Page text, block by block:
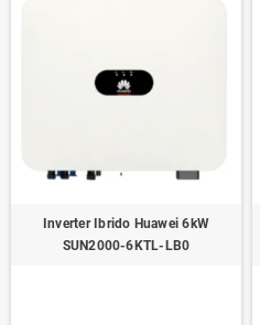
Inverter Ibrido Huawei 6kW
SUN2000-6KTL-LB0